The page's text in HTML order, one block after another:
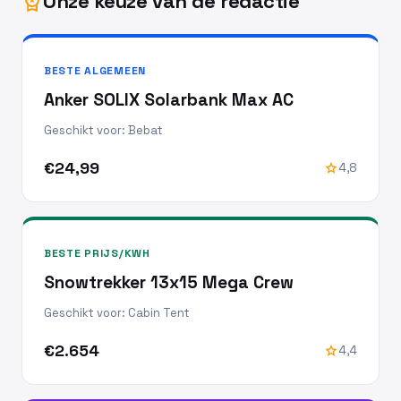
BESTE ALGEMEEN
Anker SOLIX Solarbank Max AC
Geschikt voor: Bebat
€24,99 star4,8
BESTE PRIJS/KWH
Snowtrekker 13x15 Mega Crew
Geschikt voor: Cabin Tent
€2.654 star4,4